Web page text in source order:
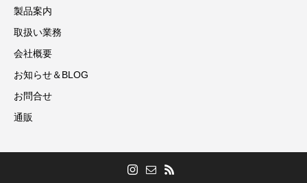
製品案内
取扱い業務
会社概要
お知らせ＆BLOG
お問合せ
通販